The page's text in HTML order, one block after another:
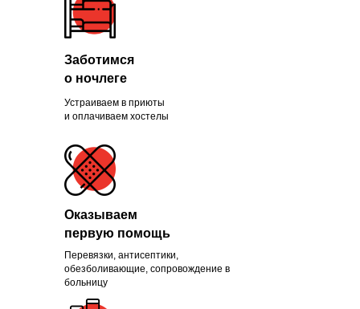
Устраиваем в приюты
и оплачиваем хостелы
Перевязки, антисептики,
обезболивающие, сопровождение в
больницу
Заботимся
о ночлеге
Оказываем
первую помощь
Помогли больше, чем
1300 нуждающихся и